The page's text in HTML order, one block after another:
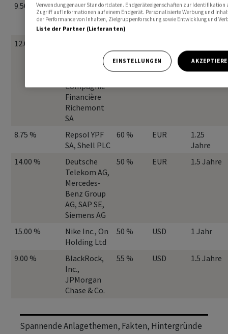
9.50 %
Glencore
PLC, Sika AG,
St-Gobain
55 % CHF 1.5 Jahre
12.00 %
Lonza Group
Compagnie
Financière
Richemont
SA
8.75 %
Repsol YPF
SA, Shell PLC
60 % EUR
1.25
Jahre
14.00 %
Deutsche
Telekom AG,
Mercedes-
Benz Group
AG, SAP SE,
Siemens AG
50 % EUR 1.5 Jahre
15.00 %
Nike Inc., On
Holding Ltd
50 % USD 1 Jahr
9.00 %
BlackRock,
Inc.,
JPMorgan
Chase & Co.
55 % USD 1.5 Jahre
Spannende Anlagethemen, Fakten, Hintergründe
Verwendung genauer Standortdaten. Endgeräteeigenschaften zur Identifikation
Zugriff auf Informationen auf einem Endgerät. Personalisierte Werbung und
der Performance von Inhalten, Zielgruppenforschung sowie Entwicklung und
Liste der Partner (Lieferanten)
EINSTELLUNGEN